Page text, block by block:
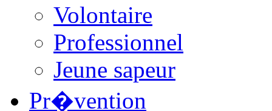
Volontaire
Professionnel
Jeune sapeur
Pr�vention